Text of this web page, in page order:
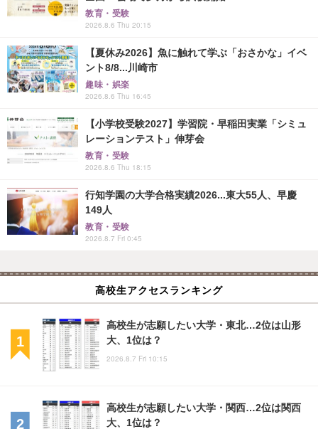
教育・受験
2026.8.6 Thu 20:15
【夏休み2026】魚に触れて学ぶ「おさかな」イベ
ント8/8...川崎市
趣味・娯楽
2026.8.6 Thu 16:45
【小学校受験2027】学習院・早稲田実業「シミュ
レーションテスト」伸芽会
教育・受験
2026.8.6 Thu 18:15
行知学園の大学合格実績2026...東大55人、早慶
149人
教育・受験
2026.8.7 Fri 0:45
高校生アクセスランキング
高校生が志願したい大学・東北…2位は山形
大、1位は？
2026.8.7 Fri 10:15
高校生が志願したい大学・関西…2位は関西
大、1位は？